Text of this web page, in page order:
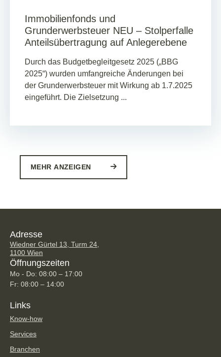
Immobilienfonds und
Grunderwerbsteuer NEU – Stolperfalle
Anteilsübertragung auf Anlegerebene
Durch das Budgetbegleitgesetz 2025 („BBG
2025“) wurden umfangreiche Änderungen bei
der Grunderwerbsteuer mit Wirkung ab 1.7.2025
eingeführt. Die Zielsetzung ...
MEHR ANZEIGEN
Adresse
Wiedner Gürtel 13, Turm 24,
1100 Wien
Öffnungszeiten
Mo - Do: 08:00 – 17:00
Fr: 08:00 – 14:00
Links
Know-how
Services
Branchen